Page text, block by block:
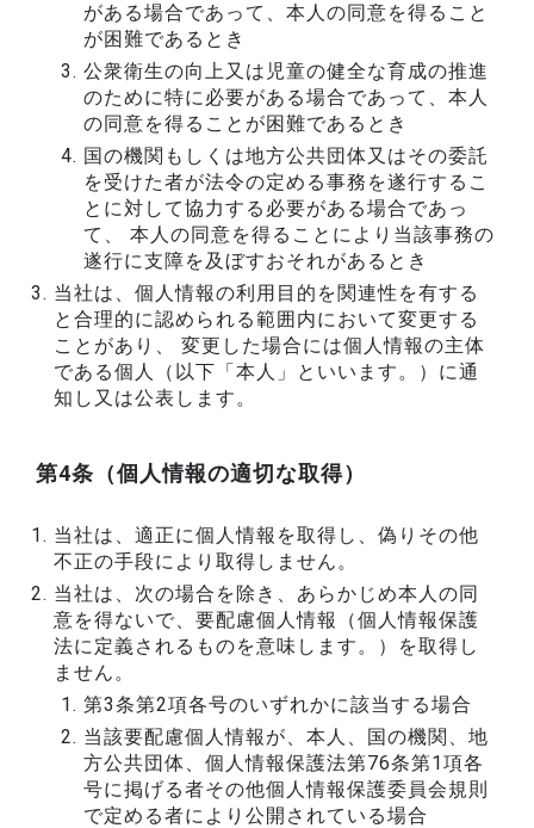
がある場合であって、本人の同意を得ること
が困難であるとき
公衆衛生の向上又は児童の健全な育成の推進
のために特に必要がある場合であって、本人
の同意を得ることが困難であるとき
国の機関もしくは地方公共団体又はその委託
を受けた者が法令の定める事務を遂行するこ
とに対して協力する必要がある場合であっ
て、 本人の同意を得ることにより当該事務の
遂行に支障を及ぼすおそれがあるとき
当社は、個人情報の利用目的を関連性を有する
と合理的に認められる範囲内において変更する
ことがあり、 変更した場合には個人情報の主体
である個人（以下「本人」といいます。）に通
知し又は公表します。
第4条（個人情報の適切な取得）
当社は、適正に個人情報を取得し、偽りその他
不正の手段により取得しません。
当社は、次の場合を除き、あらかじめ本人の同
意を得ないで、要配慮個人情報（個人情報保護
法に定義されるものを意味します。）を取得し
ません。
第3条第2項各号のいずれかに該当する場合
当該要配慮個人情報が、本人、国の機関、地
方公共団体、個人情報保護法第76条第1項各
号に掲げる者その他個人情報保護委員会規則
で定める者により公開されている場合